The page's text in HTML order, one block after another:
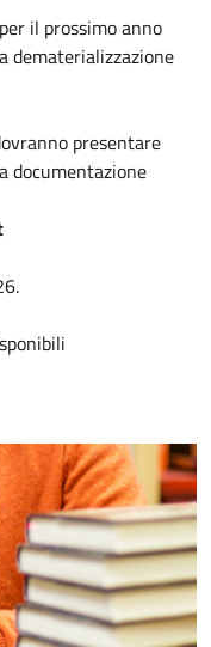
il prossimo anno
dematerializzazione
presentare
documentazione